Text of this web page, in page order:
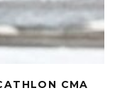
CMA